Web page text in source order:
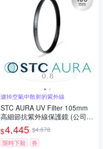
濾掉空氣中散射的紫外線
STC AURA UV Filter 105mm
高細節抗紫外線保護鏡 (公司
貨)
$4,445 $4,678
限時下殺
券